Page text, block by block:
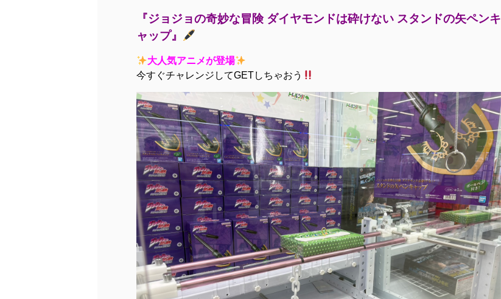
『ジョジョの奇妙な冒険 ダイヤモンドは砕けない スタンドの矢ペンキ
ャップ』
大人気アニメが登場
今すぐチャレンジしてGETしちゃおう